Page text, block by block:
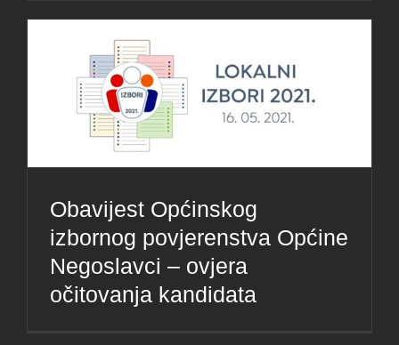
Obavijest Općinskog
izbornog povjerenstva Općine
Negoslavci – ovjera
očitovanja kandidata